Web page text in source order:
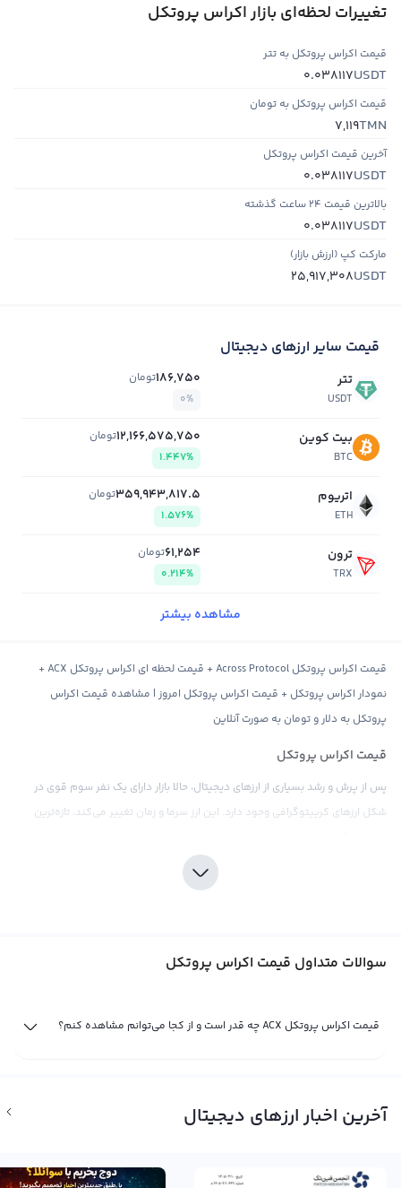
تغییرات لحظه‌ای بازار اکراس پروتکل
قیمت اکراس پروتکل به تتر
USDT
0.038117
قیمت اکراس پروتکل به تومان
TMN
7,119
آخرین قیمت اکراس پروتکل
USDT
0.038117
بالاترین قیمت ۲۴ ساعت گذشته
USDT
0.038117
مارکت کپ (ارزش بازار)
USDT
25,917,308
قیمت سایر ارزهای دیجیتال
تتر
USDT
186,750تومان
0%
بیت کوین
BTC
12,166,575,750تومان
1.447%
اتریوم
ETH
359,943,817.5تومان
1.576%
ترون
TRX
61,254تومان
0.214%
مشاهده بیشتر
قیمت اکراس پروتکل Across Protocol + قیمت لحظه ای اکراس پروتکل ACX +
نمودار اکراس پروتکل + قیمت اکراس پروتکل امروز | مشاهده قیمت اکراس
پروتکل به دلار و تومان به صورت آنلاین
قیمت اکراس پروتکل
پس از پرش و رشد بسیاری از ارزهای دیجیتال، حالا بازار دارای یک نفر سوم قوی در
شکل ارزهای کریپتوگرافی وجود دارد. این ارز سرما و زمان تغییر می‌کند، تازه‌ترین
است. این پروتکل توسط تیم قوی Acx بنیاد گذاشته شده و نقشه راه خود را در
به نظر می‌رسد با بوجود آمدن Acx، قیمت ارز دیجیتال دیگر تغییرات را خواهد داد و
میلیون‌ها افراد در سراسر دنیا ارز‌های دیجیتال و Acx را جایگزین 1 اجرا کرده بلکه
دیجیتال را در نظر می‌گیرند آن تصور خود را در مورد شرکتهای بزرگ در بازار فعلی
در زمینه فن‌ آوری اغلب تشدید خواهد شد و تصورات Acx در قیمت را تحت تأثیر قرار
سوالات متداول قیمت اکراس پروتکل
قیمت اکراس پروتکل ACX چه قدر است و از کجا می‌توانم مشاهده کنم؟
آخرین اخبار ارزهای دیجیتال